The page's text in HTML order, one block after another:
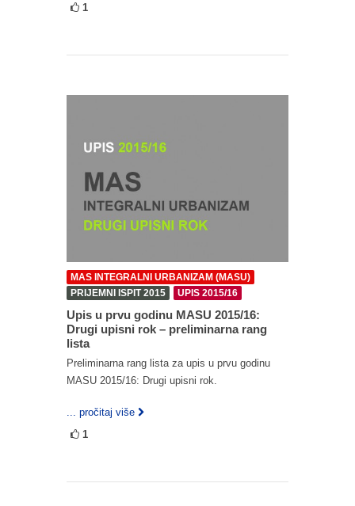
1
MAS INTEGRALNI URBANIZAM (MASU)
PRIJEMNI ISPIT 2015
UPIS 2015/16
Upis u prvu godinu MASU 2015/16:
Drugi upisni rok – preliminarna rang
lista
Preliminarna rang lista za upis u prvu godinu
MASU 2015/16: Drugi upisni rok.
... pročitaj više
1